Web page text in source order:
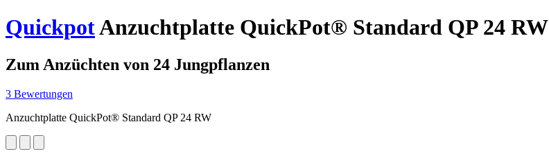
QuickpotAnzuchtplatte QuickPot® Standard QP 24 RW
Zum Anzüchten von 24 Jungpflanzen
3 Bewertungen
Anzuchtplatte QuickPot® Standard QP 24 RW